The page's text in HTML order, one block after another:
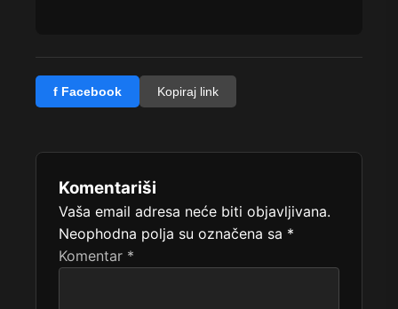
f Facebook Kopiraj link
Komentariši
Vaša email adresa neće biti objavljivana.
Neophodna polja su označena sa *
Komentar *